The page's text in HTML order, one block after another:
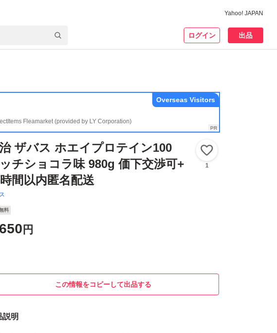
Yahoo! JAPAN
ログイン 出品
Fleamarket (provided by LY Corporation)
Overseas Visitors
ザバス ホエイプロテイン100
チショコラ味 980g 価下交渉可+
間以内匿名配送
1
料
円
この情報をコピーして出品する
説明